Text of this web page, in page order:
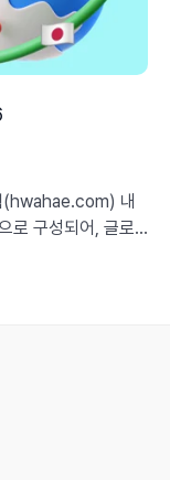
(hwahae.com) 내
로 구성되어, 글로